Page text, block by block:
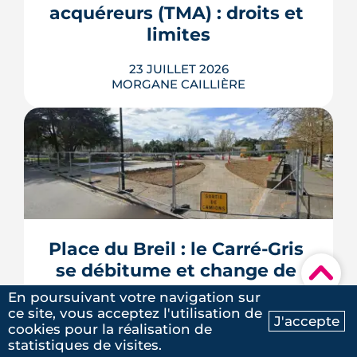
Ma recherche Contactez-nous
▾
un projet d'achat.
LIRE L'ARTICLE
acquéreurs (TMA) : droits et
limites
23 JUILLET 2026
MORGANE CAILLIÈRE
Les travaux modificatifs acquéreur
(TMA) permettent de personnaliser les
plans d'un logement en VEFA, sous
réserve de la faisabilité technique et de
l'accord du promoteur. Distincts des
livraison, ces aménagements
s'encadrent par un contrat spécifique
et...
LIRE L'ARTICLE
Place du Breil : le Carré-Gris
se débitume et change de
nom
16 JUILLET 2026
MORGANE CAILLIÈRE
En poursuivant votre navigation sur
ce site, vous acceptez l'utilisation de
cookies pour la réalisation de
statistiques de visites.
J'accepte